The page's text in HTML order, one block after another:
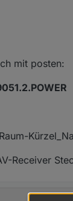
Datenpunkt,
mit posten:
Receiver